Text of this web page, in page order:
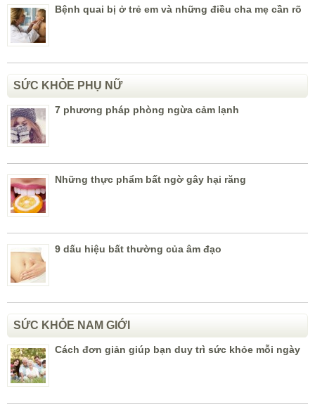
Bệnh quai bị ở trẻ em và những điều cha mẹ cần rõ
SỨC KHỎE PHỤ NỮ
7 phương pháp phòng ngừa cảm lạnh
Những thực phẩm bất ngờ gây hại răng
9 dấu hiệu bất thường của âm đạo
SỨC KHỎE NAM GIỚI
Cách đơn giản giúp bạn duy trì sức khỏe mỗi ngày